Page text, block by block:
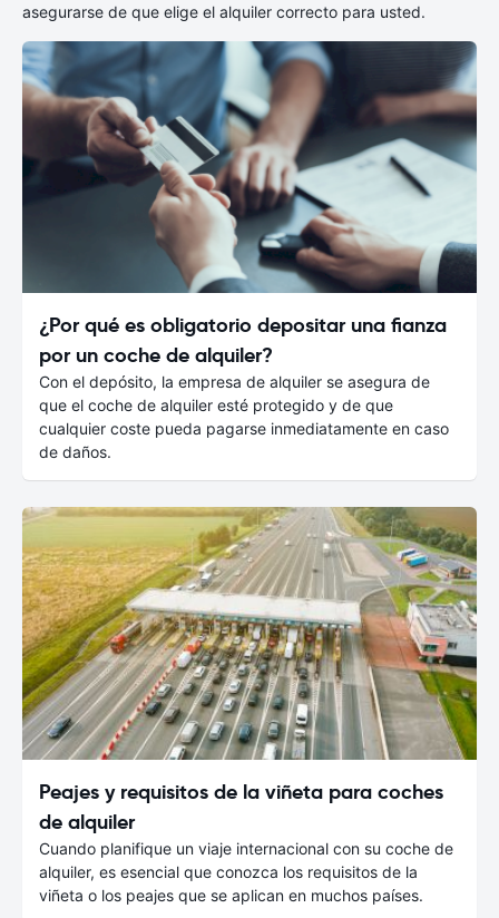
asegurarse de que elige el alquiler correcto para usted.
¿Por qué es obligatorio depositar una fianza
por un coche de alquiler?
Con el depósito, la empresa de alquiler se asegura de
que el coche de alquiler esté protegido y de que
cualquier coste pueda pagarse inmediatamente en caso
de daños.
Peajes y requisitos de la viñeta para coches
de alquiler
Cuando planifique un viaje internacional con su coche de
alquiler, es esencial que conozca los requisitos de la
viñeta o los peajes que se aplican en muchos países.